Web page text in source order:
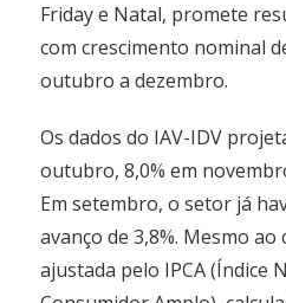
Friday e Natal, promete
com crescimento nominal
outubro a dezembro.
Os dados do IAV-IDV
outubro, 8,0% em
Em setembro, o setor já
avanço de 3,8%. Mesmo
ajustada pelo IPCA (Índice